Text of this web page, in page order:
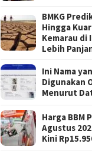
BMKG
Hingga
Kemarau di
Lebih
Ini Nama
Digunakan
Menurut
Harga BBM
Agustus
Kini